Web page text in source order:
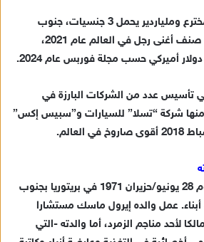
إيلون ماسك مهندس ومخترع وملياردير يحمل 3 جنسيات، جنوب
أفريقية وكندية وأميركية. صنف أغنى رجل في العالم عام 2021،
عدد من الشركات البارزة في
منها شركة “تسلا” للسيارات و”سبيس إكس”
ولد إيلون ريف ماسك يوم 28 يونيو/حزيران 1971 في بريتوريا بجنوب
أفريقيا، وهو الأكبر بين 3 أبناء. عمل والده إيرول ماسك مستشارا
لأحد مناجم الزمرد، أما والدته -التي